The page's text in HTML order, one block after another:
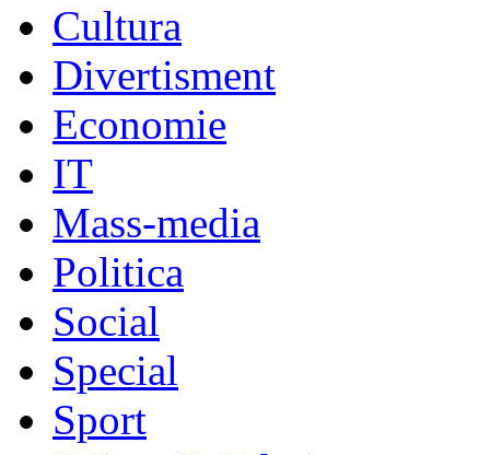
Cultura
Divertisment
Economie
IT
Mass-media
Politica
Social
Special
Sport